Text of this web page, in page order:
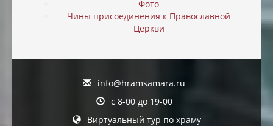
Фото
Чины присоединения к Православной
Церкви
info@hramsamara.ru
с 8-00 до 19-00
Виртуальный тур по храму